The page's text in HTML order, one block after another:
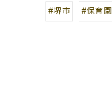
#堺市 #保育園